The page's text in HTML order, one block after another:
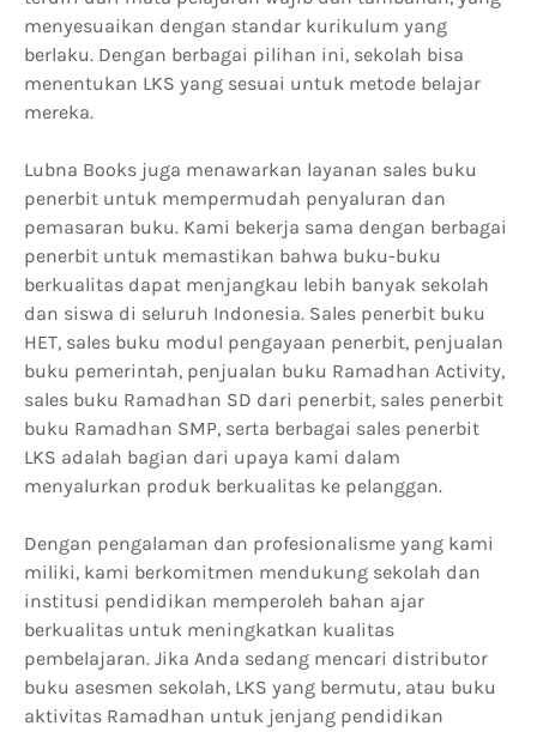
menyesuaikan dengan standar kurikulum yang
berlaku. Dengan berbagai pilihan ini, sekolah bisa
menentukan LKS yang sesuai untuk metode belajar
mereka.
Lubna Books juga menawarkan layanan sales buku
penerbit untuk mempermudah penyaluran dan
pemasaran buku. Kami bekerja sama dengan berbagai
penerbit untuk memastikan bahwa buku-buku
berkualitas dapat menjangkau lebih banyak sekolah
dan siswa di seluruh Indonesia. Sales penerbit buku
HET, sales buku modul pengayaan penerbit, penjualan
buku pemerintah, penjualan buku Ramadhan Activity,
sales buku Ramadhan SD dari penerbit, sales penerbit
buku Ramadhan SMP, serta berbagai sales penerbit
LKS adalah bagian dari upaya kami dalam
menyalurkan produk berkualitas ke pelanggan.
Dengan pengalaman dan profesionalisme yang kami
miliki, kami berkomitmen mendukung sekolah dan
institusi pendidikan memperoleh bahan ajar
berkualitas untuk meningkatkan kualitas
pembelajaran. Jika Anda sedang mencari distributor
buku asesmen sekolah, LKS yang bermutu, atau buku
aktivitas Ramadhan untuk jenjang pendidikan